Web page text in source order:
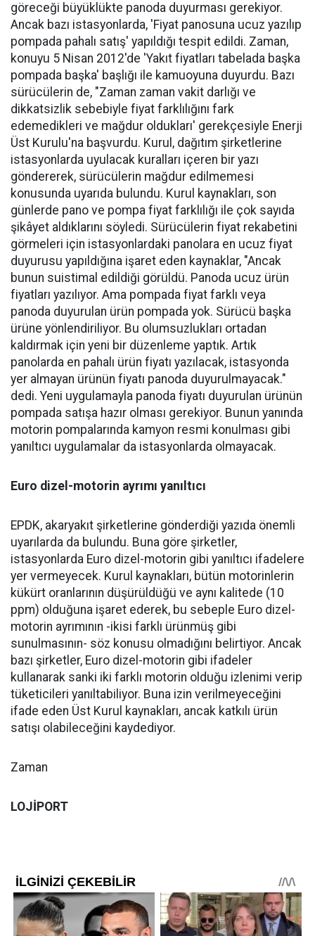
göreceği büyüklükte panoda duyurması gerekiyor.
Ancak bazı istasyonlarda, 'Fiyat panosuna ucuz yazılıp
pompada pahalı satış' yapıldığı tespit edildi. Zaman,
konuyu 5 Nisan 2012'de 'Yakıt fiyatları tabelada başka
pompada başka' başlığı ile kamuoyuna duyurdu. Bazı
sürücülerin de, "Zaman zaman vakit darlığı ve
dikkatsizlik sebebiyle fiyat farklılığını fark
edemedikleri ve mağdur oldukları' gerekçesiyle Enerji
Üst Kurulu'na başvurdu. Kurul, dağıtım şirketlerine
istasyonlarda uyulacak kuralları içeren bir yazı
göndererek, sürücülerin mağdur edilmemesi
konusunda uyarıda bulundu. Kurul kaynakları, son
günlerde pano ve pompa fiyat farklılığı ile çok sayıda
şikâyet aldıklarını söyledi. Sürücülerin fiyat rekabetini
görmeleri için istasyonlardaki panolara en ucuz fiyat
duyurusu yapıldığına işaret eden kaynaklar, "Ancak
bunun suistimal edildiği görüldü. Panoda ucuz ürün
fiyatları yazılıyor. Ama pompada fiyat farklı veya
panoda duyurulan ürün pompada yok. Sürücü başka
ürüne yönlendiriliyor. Bu olumsuzlukları ortadan
kaldırmak için yeni bir düzenleme yaptık. Artık
panolarda en pahalı ürün fiyatı yazılacak, istasyonda
yer almayan ürünün fiyatı panoda duyurulmayacak."
dedi. Yeni uygulamayla panoda fiyatı duyurulan ürünün
pompada satışa hazır olması gerekiyor. Bunun yanında
motorin pompalarında kamyon resmi konulması gibi
yanıltıcı uygulamalar da istasyonlarda olmayacak.
Euro dizel-motorin ayrımı yanıltıcı
EPDK, akaryakıt şirketlerine gönderdiği yazıda önemli
uyarılarda da bulundu. Buna göre şirketler,
istasyonlarda Euro dizel-motorin gibi yanıltıcı ifadelere
yer vermeyecek. Kurul kaynakları, bütün motorinlerin
kükürt oranlarının düşürüldüğü ve aynı kalitede (10
ppm) olduğuna işaret ederek, bu sebeple Euro dizel-
motorin ayrımının -ikisi farklı ürünmüş gibi
sunulmasının- söz konusu olmadığını belirtiyor. Ancak
bazı şirketler, Euro dizel-motorin gibi ifadeler
kullanarak sanki iki farklı motorin olduğu izlenimi verip
tüketicileri yanıltabiliyor. Buna izin verilmeyeceğini
ifade eden Üst Kurul kaynakları, ancak katkılı ürün
satışı olabileceğini kaydediyor.
Zaman
LOJİPORT